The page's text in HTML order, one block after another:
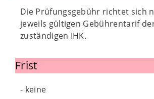
Die Prüfungsgebühr richtet sich
jeweils gültigen Gebührentarif
zuständigen IHK.
Frist
- keine